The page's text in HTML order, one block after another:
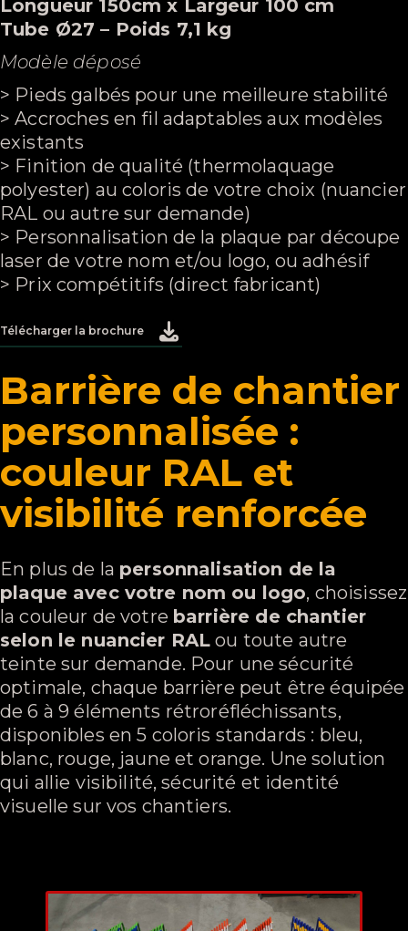
Longueur 150cm x Largeur 100 cm
Tube Ø27 – Poids 7,1 kg
Modèle déposé
> Pieds galbés pour une meilleure stabilité
> Accroches en fil adaptables aux modèles
existants
> Finition de qualité (thermolaquage
polyester) au coloris de votre choix (nuancier
RAL ou autre sur demande)
> Personnalisation de la plaque par découpe
laser de votre nom et/ou logo, ou adhésif
> Prix compétitifs (direct fabricant)
Télécharger la brochure
Barrière de chantier
personnalisée :
couleur RAL et
visibilité renforcée
En plus de la personnalisation de la
plaque avec votre nom ou logo, choisissez
la couleur de votre barrière de chantier
selon le nuancier RAL ou toute autre
teinte sur demande. Pour une sécurité
optimale, chaque barrière peut être équipée
de 6 à 9 éléments rétroréfléchissants,
disponibles en 5 coloris standards : bleu,
blanc, rouge, jaune et orange. Une solution
qui allie visibilité, sécurité et identité
visuelle sur vos chantiers.